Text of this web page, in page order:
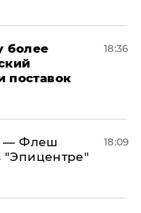
более
поставок
18:36
— Флеш
"Эпицентре"
18:09